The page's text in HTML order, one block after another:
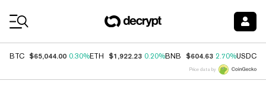
BTC $65,044.00 0.30%ETH $1,922.23 0.20%BNB $604.63 2.70%USDC
Price data by